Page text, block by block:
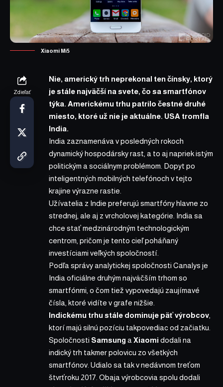
Xiaomi Mi5
Zdieľať
Nie, americký trh neprekonal ten čínsky, ktorý
je stále najväčší na svete, čo sa smartfónov
týka. Americkému trhu patrilo čestné druhé
miesto, ktoré už nie je aktuálne. USA tromfla
India.
India zaznamenáva v posledných rokoch
dynamický hospodársky rast, a to aj napriek istým
politickým a sociálnym problémom. Dopyt po
inteligentných mobilných telefónoch v tejto
krajine výrazne rastie.
Užívatelia z Indie preferujú smartfóny hlavne zo
strednej, ale aj z vrcholovej kategórie. India sa
chce stať medzinárodným technologickým
centrom, pričom je tento cieľ poháňaný
investíciami veľkých spoločností.
Podľa správy analytickej spoločnosti Canalys je
India oficiálne druhým najväčším trhom so
smartfónmi, o čom tiež vypovedajú zaujímavé
čísla, ktoré vidíte v grafe nižšie.
Indickému trhu stále dominuje päť výrobcov
ktorí majú silnú pozíciu takpovediac od začiatku.
Spoločnosti Samsung a Xiaomi dodali na
indický trh takmer polovicu zo všetkých
smartfónov. Udialo sa tak v nedávnom treťom
štvrťroku 2017. Obaja výrobcovia spolu dodali